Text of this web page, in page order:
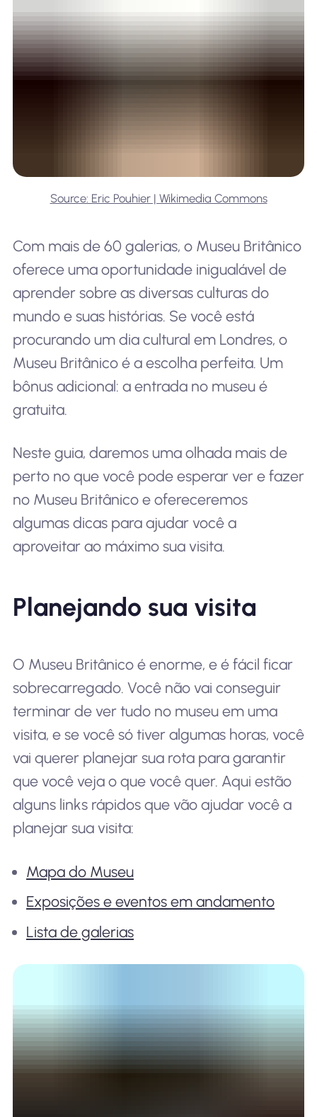
Source: Eric Pouhier | Wikimedia Commons
Com mais de 60 galerias, o Museu Britânico
oferece uma oportunidade inigualável de
aprender sobre as diversas culturas do
mundo e suas histórias. Se você está
procurando um dia cultural em Londres, o
Museu Britânico é a escolha perfeita. Um
bônus adicional: a entrada no museu é
gratuita.
Neste guia, daremos uma olhada mais de
perto no que você pode esperar ver e fazer
no Museu Britânico e ofereceremos
algumas dicas para ajudar você a
aproveitar ao máximo sua visita.
Planejando sua visita
O Museu Britânico é enorme, e é fácil ficar
sobrecarregado. Você não vai conseguir
terminar de ver tudo no museu em uma
visita, e se você só tiver algumas horas, você
vai querer planejar sua rota para garantir
que você veja o que você quer. Aqui estão
alguns links rápidos que vão ajudar você a
planejar sua visita:
Mapa do Museu
Exposições e eventos em andamento
Lista de galerias